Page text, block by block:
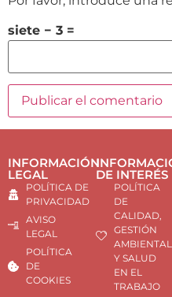
siete − 3 =
INFORMACIÓN
LEGAL
POLÍTICA DE
PRIVACIDAD
AVISO
LEGAL
POLÍTICA
DE
COOKIES
DE INTERÉS
POLÍTICA
DE
CALIDAD,
GESTIÓN
AMBIENTAL
Y SALUD
EN EL
TRABAJO